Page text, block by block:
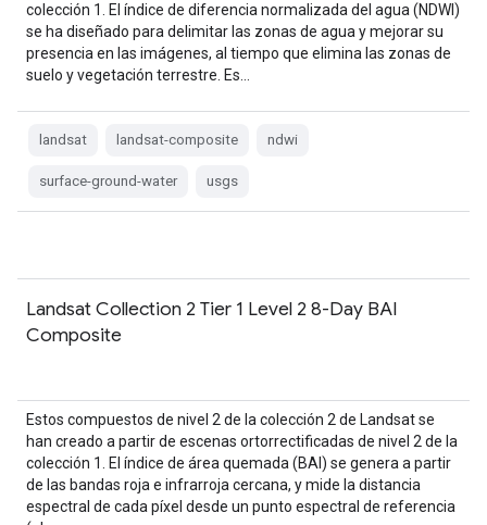
colección 1. El índice de diferencia normalizada del agua (NDWI)
se ha diseñado para delimitar las zonas de agua y mejorar su
presencia en las imágenes, al tiempo que elimina las zonas de
suelo y vegetación terrestre. Es…
landsat landsat-composite ndwi
surface-ground-water usgs
Landsat Collection 2 Tier 1 Level 2 8-Day BAI
Composite
Estos compuestos de nivel 2 de la colección 2 de Landsat se
han creado a partir de escenas ortorrectificadas de nivel 2 de la
colección 1. El índice de área quemada (BAI) se genera a partir
de las bandas roja e infrarroja cercana, y mide la distancia
espectral de cada píxel desde un punto espectral de referencia